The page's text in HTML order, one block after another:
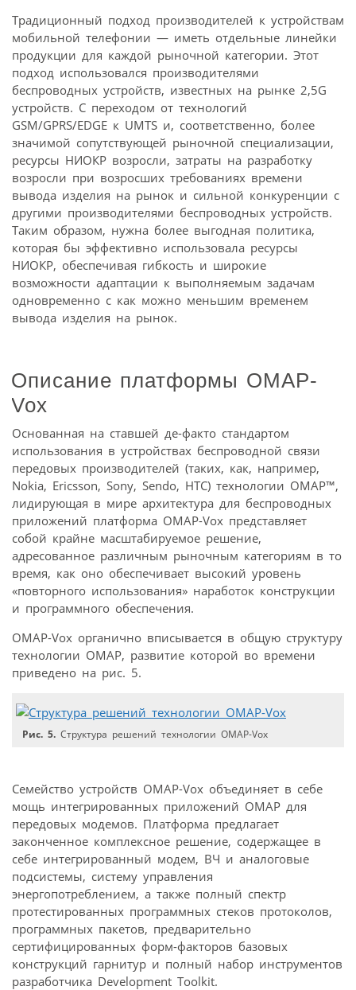
Традиционный подход производителей к устройствам
мобильной телефонии — иметь отдельные линейки
продукции для каждой рыночной категории. Этот
подход использовался производителями
беспроводных устройств, известных на рынке 2,5G
устройств. С переходом от технологий
GSM/GPRS/EDGE к UMTS и, соответственно, более
значимой сопутствующей рыночной специализации,
ресурсы НИОКР возросли, затраты на разработку
возросли при возросших требованиях времени
вывода изделия на рынок и сильной конкуренции с
другими производителями беспроводных устройств.
Таким образом, нужна более выгодная политика,
которая бы эффективно использовала ресурсы
НИОКР, обеспечивая гибкость и широкие
возможности адаптации к выполняемым задачам
одновременно с как можно меньшим временем
вывода изделия на рынок.
Описание платформы OMAP-
Vox
Основанная на ставшей де-факто стандартом
использования в устройствах беспроводной связи
передовых производителей (таких, как, например,
Nokia, Ericsson, Sony, Sendo, HTC) технологии OMAP™,
лидирующая в мире архитектура для беспроводных
приложений платформа OMAP-Vox представляет
собой крайне масштабируемое решение,
адресованное различным рыночным категориям в то
время, как оно обеспечивает высокий уровень
«повторного использования» наработок конструкции
и программного обеспечения.
OMAP-Vox органично вписывается в общую структуру
технологии OMAP, развитие которой во времени
приведено на рис. 5.
Рис. 5. Структура решений технологии OMAP-Vox
Семейство устройств OMAP-Vox объединяет в себе
мощь интегрированных приложений OMAP для
передовых модемов. Платформа предлагает
законченное комплексное решение, содержащее в
себе интегрированный модем, ВЧ и аналоговые
подсистемы, систему управления
энергопотреблением, а также полный спектр
протестированных программных стеков протоколов,
программных пакетов, предварительно
сертифицированных форм-факторов базовых
конструкций гарнитур и полный набор инструментов
разработчика Development Toolkit.